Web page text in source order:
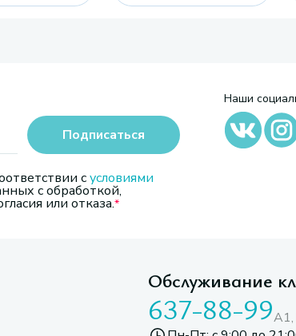
сусловиями
с обработкой,
или отказа.
Подписаться
Наши
Обслуживание
637-88-99